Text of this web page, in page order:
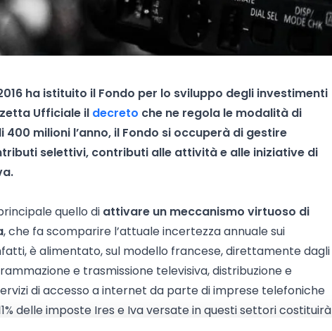
ha istituito il Fondo per lo sviluppo degli investimenti
Ufficiale il decreto che ne regola le modalità di
milioni l’anno, il Fondo si occuperà di gestire
selettivi, contributi alle attività e alle iniziative di
quello di attivare un meccanismo virtuoso di
, che fa scomparire l’attuale incertezza annuale sui
è alimentato, sul modello francese, direttamente dagli
e trasmissione televisiva, distribuzione e
di accesso a internet da parte di imprese telefoniche
delle imposte Ires e Iva versate in questi settori costituirà